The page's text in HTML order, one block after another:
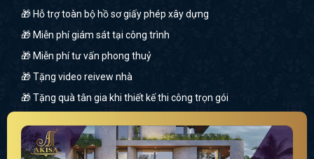
🎁 Hỗ trợ toàn bộ hồ sơ giấy phép xây dựng
🎁 Miễn phí giám sát tại công trình
🎁 Miễn phí tư vấn phong thuỷ
🎁 Tặng video reivew nhà
🎁 Tặng quà tân gia khi thiết kế thi công trọn gói